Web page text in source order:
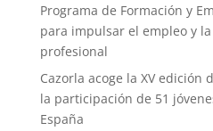
Programa de Formación y
para impulsar el empleo y
profesional
Cazorla acoge la XV edición
la participación de 51
España